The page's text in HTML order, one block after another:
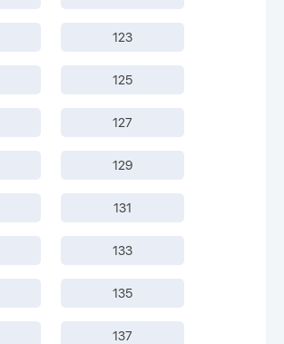
123
125
127
129
131
133
135
137